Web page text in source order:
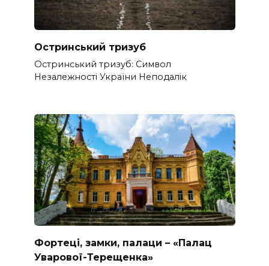
Остринський тризуб
Остринський тризуб: Символ
Незалежності України Неподалік
Фортеці, замки, палаци – «Палац
Уварової-Терещенка»